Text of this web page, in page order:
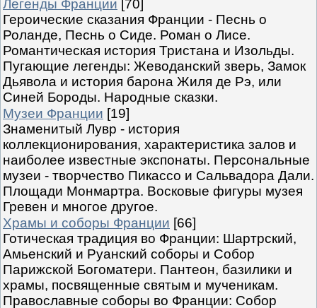
Легенды Франции [70]
Героические сказания Франции - Песнь о
Роланде, Песнь о Сиде. Роман о Лисе.
Романтическая история Тристана и Изольды.
Пугающие легенды: Жеводанский зверь, Замок
Дьявола и история барона Жиля де Рэ, или
Синей Бороды. Народные сказки.
Музеи Франции [19]
Знаменитый Лувр - история
коллекционирования, характеристика залов и
наиболее известные экспонаты. Персональные
музеи - творчество Пикассо и Сальвадора Дали.
Площади Монмартра. Восковые фигуры музея
Гревен и многое другое.
Храмы и соборы Франции [66]
Готическая традиция во Франции: Шартрский,
Амьенский и Руанский соборы и Собор
Парижской Богоматери. Пантеон, базилики и
храмы, посвященные святым и мученикам.
Православные соборы во Франции: Собор